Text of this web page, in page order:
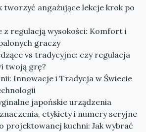
tworzyć angażujące lekcje krok po
z regulacją wysokości: Komfort i
graczy
vs tradycyjne: czy regulacja
twoją grę?
Innowacje i Tradycja w Świecie
japońskie urządzenia
etykiety i numery seryjne
projektowanej kuchni: Jak wybrać